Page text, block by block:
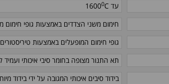
עד C
16000
חימום משני הצדדים באמצעות גופי חימום
גופי חימום המופעלים באמצעות טיריסטורים
תא התנור מצופה בחומר סיבי איכותי ועמיד
בידוד סיבים איכותי המגובה על ידי בידוד